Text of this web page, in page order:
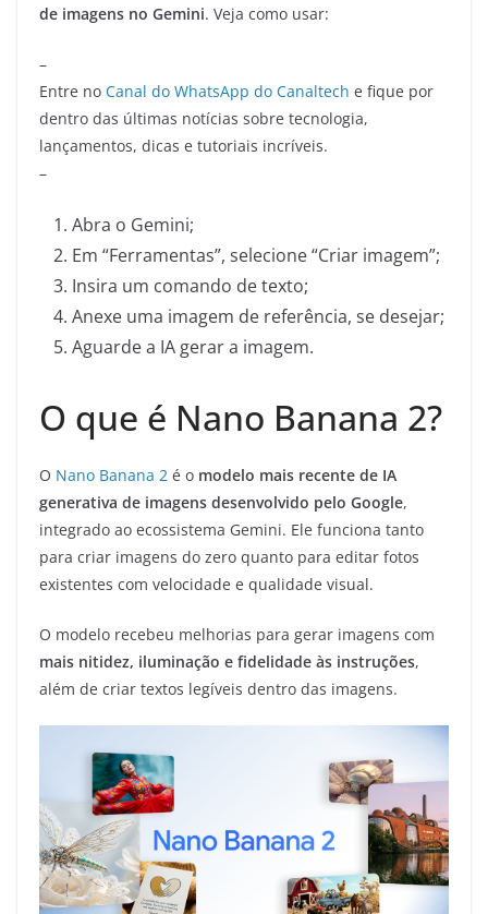
de imagens no Gemini. Veja como usar:
–
Entre no Canal do WhatsApp do Canaltech e fique por
dentro das últimas notícias sobre tecnologia,
lançamentos, dicas e tutoriais incríveis.
–
Abra o Gemini;
Em “Ferramentas”, selecione “Criar imagem”;
Insira um comando de texto;
Anexe uma imagem de referência, se desejar;
Aguarde a IA gerar a imagem.
O que é Nano Banana 2?
O Nano Banana 2 é o modelo mais recente de IA
generativa de imagens desenvolvido pelo Google,
integrado ao ecossistema Gemini. Ele funciona tanto
para criar imagens do zero quanto para editar fotos
existentes com velocidade e qualidade visual.
O modelo recebeu melhorias para gerar imagens com
mais nitidez, iluminação e fidelidade às instruções,
além de criar textos legíveis dentro das imagens.